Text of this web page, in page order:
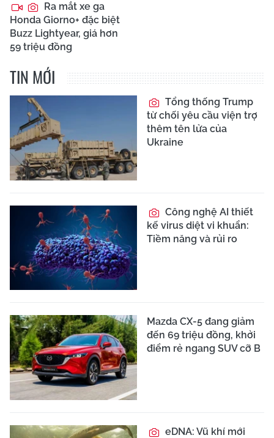
Ra mắt xe ga
Honda Giorno+ đặc biệt
Buzz Lightyear, giá hơn
59 triệu đồng
TIN MỚI
Tổng thống Trump
từ chối yêu cầu viện trợ
thêm tên lửa của
Ukraine
Công nghệ AI thiết
kế virus diệt vi khuẩn:
Tiềm năng và rủi ro
Mazda CX-5 đang giảm
đến 69 triệu đồng, khởi
điểm rẻ ngang SUV cỡ B
eDNA: Vũ khí mới